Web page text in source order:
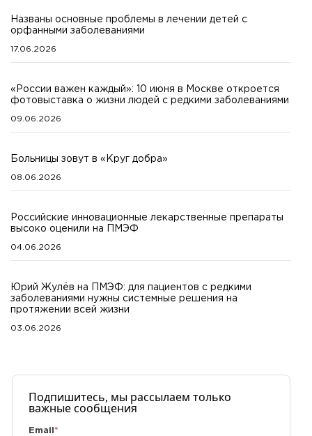
Названы основные проблемы в лечении детей с
орфанными заболеваниями
17.06.2026
«России важен каждый»: 10 июня в Москве откроется
фотовыставка о жизни людей с редкими заболеваниями
09.06.2026
Больницы зовут в «Круг добра»
08.06.2026
Российские инновационные лекарственные препараты
высоко оценили на ПМЭФ
04.06.2026
Юрий Жулёв на ПМЭФ: для пациентов с редкими
заболеваниями нужны системные решения на
протяжении всей жизни
03.06.2026
Подпишитесь, мы рассылаем только
важные сообщения
Email *